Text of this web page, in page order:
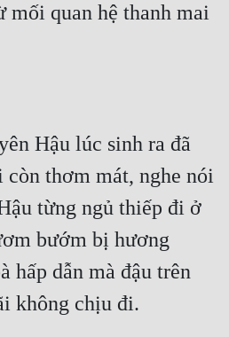
mối quan hệ thanh mai
Hậu lúc sinh ra đã
thơm mát, nghe nói
từng ngủ thiếp đi ở
bướm bị hương
hấp dẫn mà đậu trên
không chịu đi.